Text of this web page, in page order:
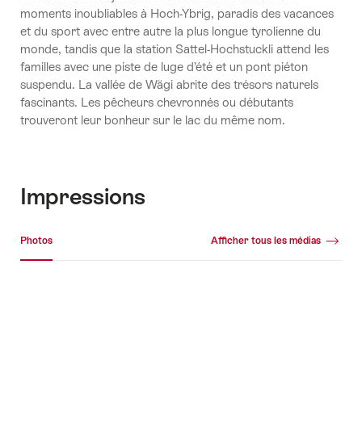
moments inoubliables à Hoch-Ybrig, paradis des vacances
et du sport avec entre autre la plus longue tyrolienne du
monde, tandis que la station Sattel-Hochstuckli attend les
familles avec une piste de luge d’été et un pont piéton
suspendu. La vallée de Wägi abrite des trésors naturels
fascinants. Les pêcheurs chevronnés ou débutants
trouveront leur bonheur sur le lac du même nom.
Impressions
Photos Afficher tous les médias